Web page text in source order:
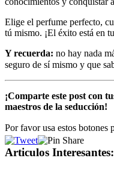
Elige el perfume perfecto,
tú mismo. ¡El éxito está en
Y recuerda: no hay nada
seguro de sí mismo y que
¡Comparte este post con
maestros de la seducción!
Por favor usa estos botones
Articulos Interesantes: